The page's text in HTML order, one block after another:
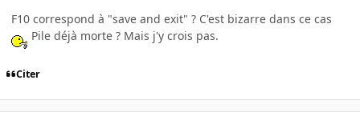
F10 correspond à "save and exit" ? C'est bizarre dans ce cas
Pile déjà morte ? Mais j'y crois pas.
Citer